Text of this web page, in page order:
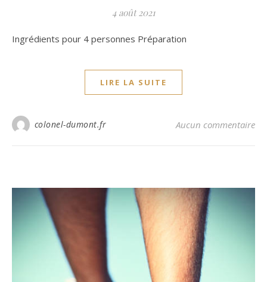
4 août 2021
Ingrédients pour 4 personnes Préparation
LIRE LA SUITE
colonel-dumont.fr Aucun commentaire